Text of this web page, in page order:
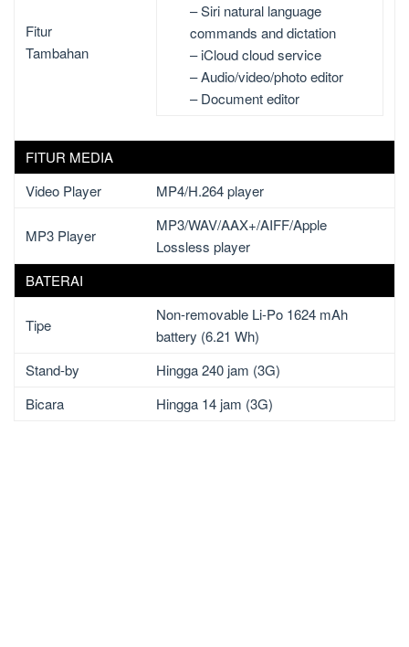
Fitur
Tambahan
– Siri natural language
commands and dictation
– iCloud cloud service
– Audio/video/photo editor
– Document editor
FITUR MEDIA
Video Player
MP4/H.264 player
MP3 Player
MP3/WAV/AAX+/AIFF/Apple
Lossless player
BATERAI
Tipe
Non-removable Li-Po 1624 mAh
battery (6.21 Wh)
Stand-by
Hingga 240 jam (3G)
Bicara
Hingga 14 jam (3G)